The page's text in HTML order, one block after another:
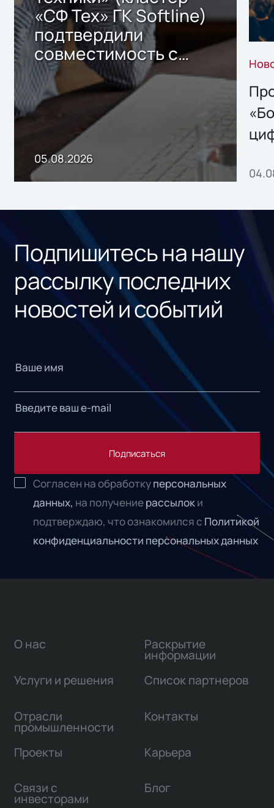
«СФ Тех» ГК Softline)
подтвердили
совместимость с
решением Sharx
Storage 2.x для
хранения данных
05.08.2026
Подпишитесь на нашу
рассылку последних
новостей и событий
Подписаться
Согласен на обработкуперсональных
данных, на получениерассылоки
подтверждаю, что ознакомился с Политикой
конфиденциальности персональных данных
О нас
Услуги и решения
Отрасли
промышленности
Проекты
Связи с
инвесторами
Раскрытие
информации
Список партнеров
Контакты
Карьера
Блог